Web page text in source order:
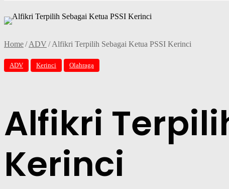
Home/ ADV / Alfikri Terpilih Sebagai Ketua PSSI Kerinci
ADV Kerinci Olahraga
Alfikri
Kerinci